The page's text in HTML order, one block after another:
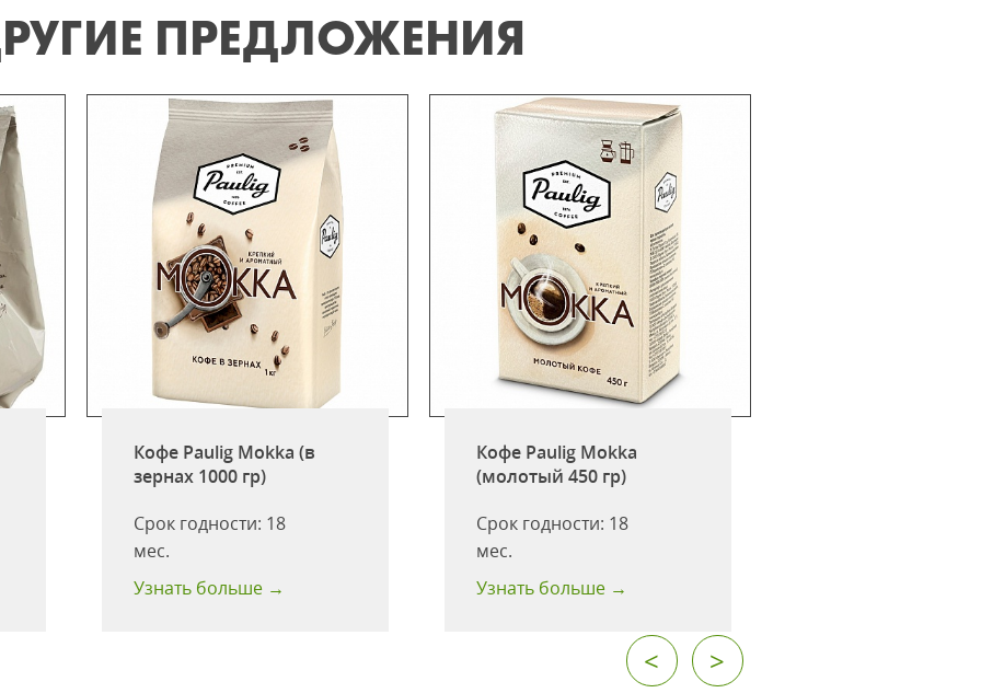
ПРЕДЛОЖЕНИЯ
Кофе Paulig Mokka (в
зернах 1000 гр)
Срок годности: 18
мес.
Узнать больше →
Кофе Paulig Mokka
(молотый 450 гр)
Срок годности: 18
мес.
Узнать больше →
< >